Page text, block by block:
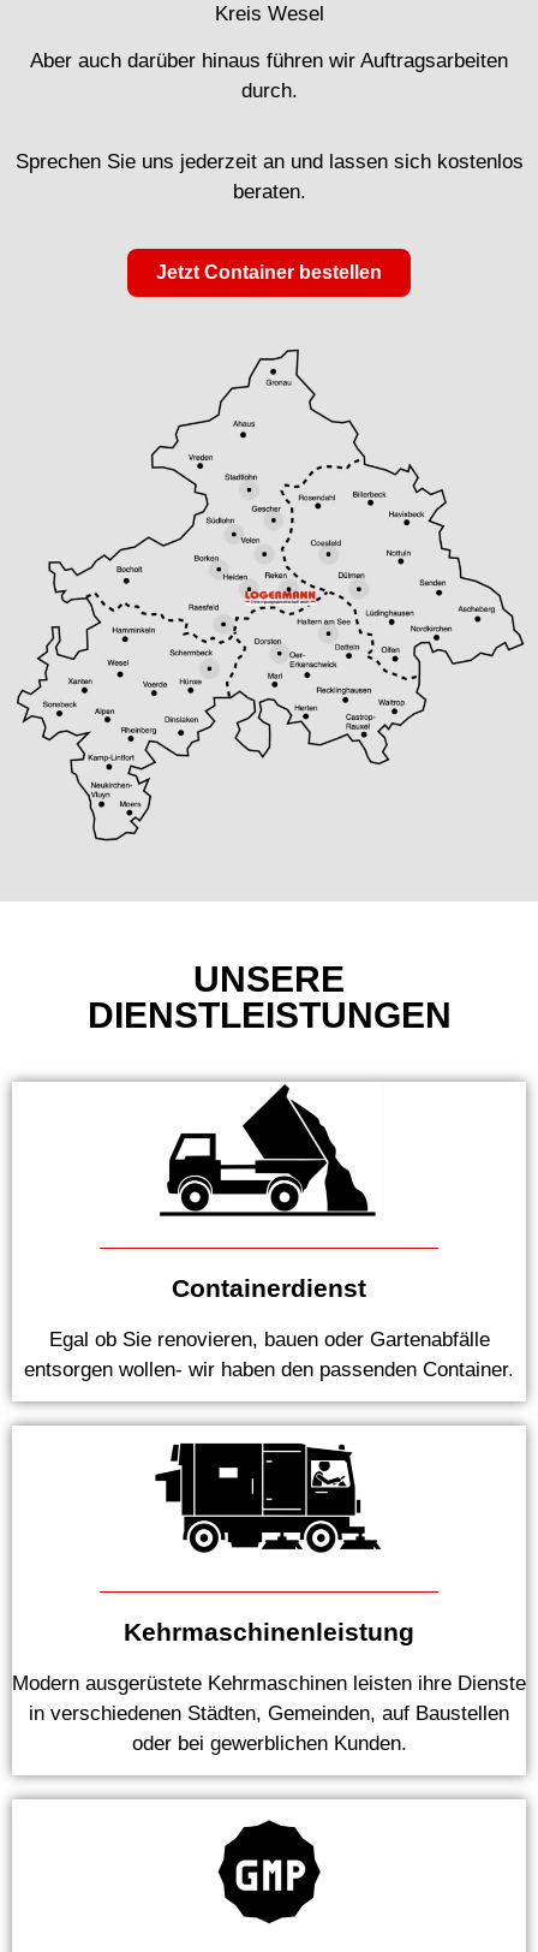
Kreis Wesel
Aber auch darüber hinaus führen wir Auftragsarbeiten
durch.
Sprechen Sie uns jederzeit an und lassen sich kostenlos
beraten.
Jetzt Container bestellen
UNSERE
DIENSTLEISTUNGEN
Containerdienst
Egal ob Sie renovieren, bauen oder Gartenabfälle
entsorgen wollen- wir haben den passenden Container.
Kehrmaschinenleistung
Modern ausgerüstete Kehrmaschinen leisten ihre Dienste
in verschiedenen Städten, Gemeinden, auf Baustellen
oder bei gewerblichen Kunden.